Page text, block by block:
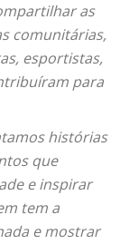
as
comunitárias,
esportistas,
para
histórias
que
e inspirar
tem a
e mostrar